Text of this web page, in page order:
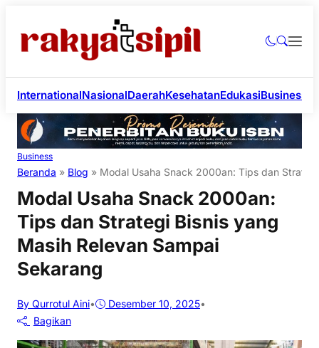
InternationalNasionalDaerahKesehatanEdukasiBusiness
Business
Beranda » Blog » Modal Usaha Snack 2000an: Tips dan
Modal Usaha Snack 2000an:
Tips dan Strategi Bisnis yang
Masih Relevan Sampai
Sekarang
By Qurrotul Aini• Desember 10, 2025•
Bagikan